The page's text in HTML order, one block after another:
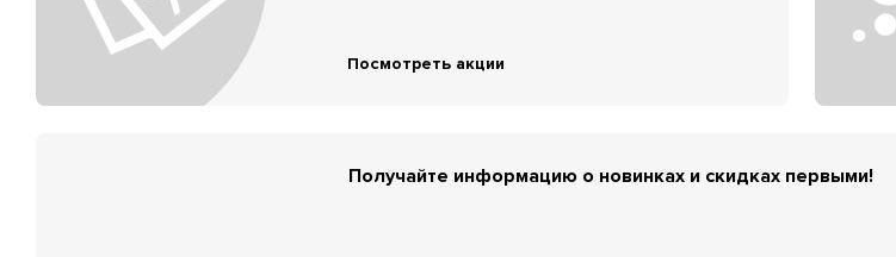
Посмотреть акции
Получайте информацию о новинках и скидках первыми!